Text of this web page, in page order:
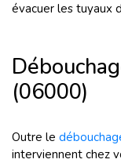
évacuer les tuyaux
(06000)
Outre le
interviennent chez